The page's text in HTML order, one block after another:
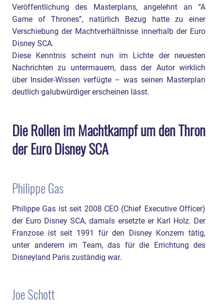
Veröffentlichung des Masterplans, angelehnt an “A
Game of Thrones”, natürlich Bezug hatte zu einer
Verschiebung der Machtverhältnisse innerhalb der Euro
Disney SCA.
Diese Kenntnis scheint nun im Lichte der neuesten
Nachrichten zu untermauern, dass der Autor wirklich
über Insider-Wissen verfügte – was seinen Masterplan
deutlich galubwürdiger erscheinen lässt.
Die Rollen im Machtkampf um den Thron
der Euro Disney SCA
Philippe Gas
Philippe Gas ist seit 2008 CEO (Chief Executive Officer)
der Euro Disney SCA, damals ersetzte er Karl Holz. Der
Franzose ist seit 1991 für den Disney Konzern tätig,
unter anderem im Team, das für die Errichtung des
Disneyland Paris zuständig war.
Joe Schott